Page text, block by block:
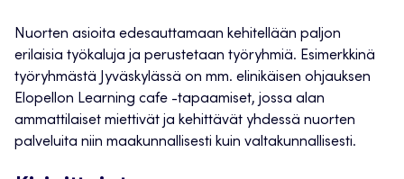
Nuorten asioita edesauttamaan kehitellään paljon
erilaisia työkaluja ja perustetaan työryhmiä. Esimerkkinä
työryhmästä Jyväskylässä on mm. elinikäisen ohjauksen
Elopellon Learning cafe -tapaamiset, jossa alan
ammattilaiset miettivät ja kehittävät yhdessä nuorten
palveluita niin maakunnallisesti kuin valtakunnallisesti.